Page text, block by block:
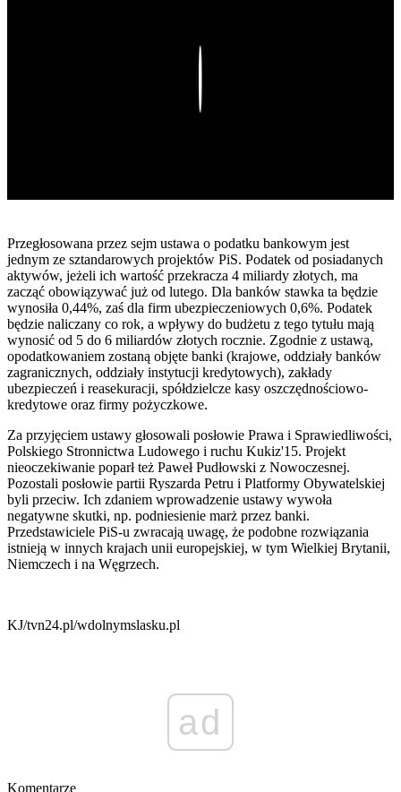
Przegłosowana przez sejm ustawa o podatku bankowym jest
jednym ze sztandarowych projektów PiS. Podatek od posiadanych
aktywów, jeżeli ich wartość przekracza 4 miliardy złotych, ma
zacząć obowiązywać już od lutego. Dla banków stawka ta będzie
wynosiła 0,44%, zaś dla firm ubezpieczeniowych 0,6%. Podatek
będzie naliczany co rok, a wpływy do budżetu z tego tytułu mają
wynosić od 5 do 6 miliardów złotych rocznie. Zgodnie z ustawą,
opodatkowaniem zostaną objęte banki (krajowe, oddziały banków
zagranicznych, oddziały instytucji kredytowych), zakłady
ubezpieczeń i reasekuracji, spółdzielcze kasy oszczędnościowo-
kredytowe oraz firmy pożyczkowe.
Za przyjęciem ustawy głosowali posłowie Prawa i Sprawiedliwości,
Polskiego Stronnictwa Ludowego i ruchu Kukiz'15. Projekt
nieoczekiwanie poparł też Paweł Pudłowski z Nowoczesnej.
Pozostali posłowie partii Ryszarda Petru i Platformy Obywatelskiej
byli przeciw. Ich zdaniem wprowadzenie ustawy wywoła
negatywne skutki, np. podniesienie marż przez banki.
Przedstawiciele PiS-u zwracają uwagę, że podobne rozwiązania
istnieją w innych krajach unii europejskiej, w tym Wielkiej Brytanii,
Niemczech i na Węgrzech.
KJ/tvn24.pl/wdolnymslasku.pl
ad
Komentarze